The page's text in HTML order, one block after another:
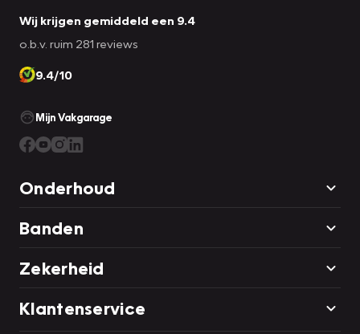
Wij krijgen gemiddeld een 9.4
o.b.v. ruim 281 reviews
9.4/10
Mijn Vakgarage
Onderhoud
Banden
Zekerheid
Klantenservice